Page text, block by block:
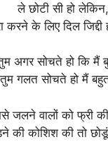
ले छोटी सी हो लेकिन,
करने के लिए दिल जिद्दी
अगर सोचते हो कि मैं
गलत सोचते हो मैं
जलने वालों को फ्री
की कोशिश की तो